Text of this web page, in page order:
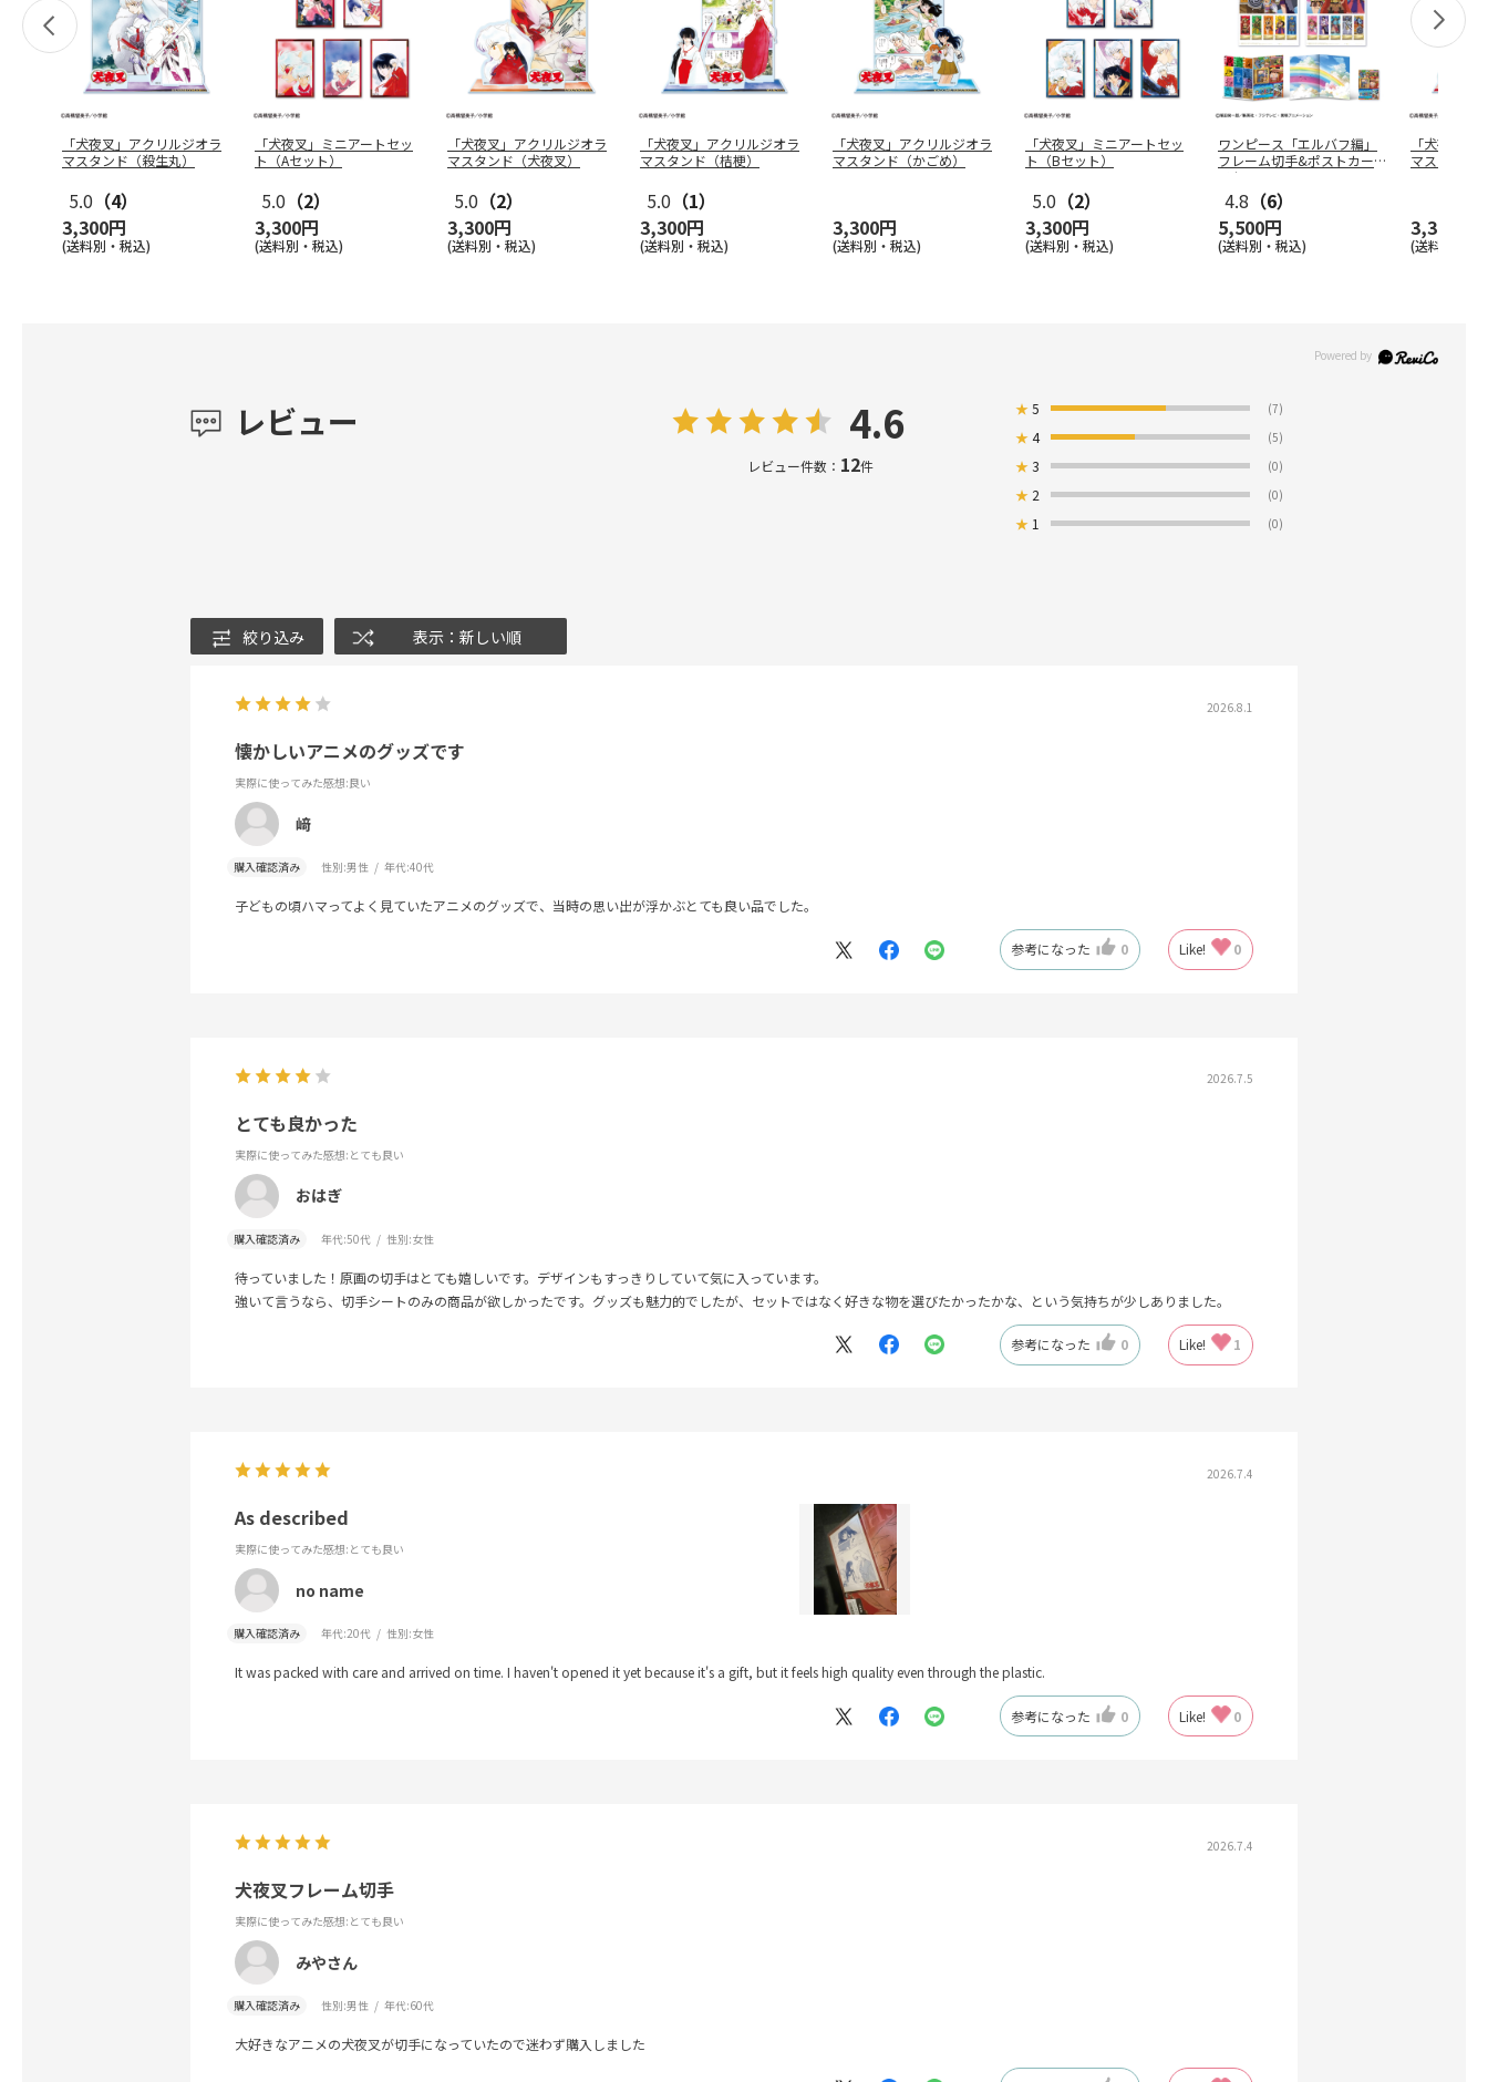
「犬夜叉」アクリルジオラ
マスタンド（殺生丸）
5.0 （4）
3,300円
(送料別・税込)
「犬夜叉」ミニアートセッ
ト（Aセット）
5.0 （2）
3,300円
(送料別・税込)
「犬夜叉」アクリルジオラ
マスタンド（犬夜叉）
5.0 （2）
3,300円
(送料別・税込)
「犬夜叉」アクリルジオラ
マスタンド（桔梗）
5.0 （1）
3,300円
(送料別・税込)
「犬夜叉」アクリルジオラ
マスタンド（かごめ）
3,300円
(送料別・税込)
「犬夜叉」ミニアートセッ
ト（Bセット）
5.0 （2）
3,300円
(送料別・税込)
ワンピース「エルバフ編」
フレーム切手&ポストカー
ドセット
4.8 （6）
5,500円
(送料別・税込)
「犬夜叉」
マスタンド
3,300円
(送料別・税
レビュー 4.6
レビュー件数： 12件
★5 (7)
★4 (5)
★3 (0)
★ 2 (0)
★ 1 (0)
絞り込み 表示：新しい順
2026.8.1
懐かしいアニメのグッズです
実際に使ってみた感想:良い
﨑
購入確認済み 性別:男性 年代:40代
子どもの頃ハマってよく見ていたアニメのグッズで、当時の思い出が浮かぶとても良い品でした。
参考になった 0 Like! 0
2026.7.5
とても良かった
実際に使ってみた感想:とても良い
おはぎ
購入確認済み 年代:50代 性別:女性
待っていました！原画の切手はとても嬉しいです。デザインもすっきりしていて気に入っています。
強いて言うなら、切手シートのみの商品が欲しかったです。グッズも魅力的でしたが、セットではなく好きな物を選びたかったかな、という気持ちが少しありました。
参考になった 0 Like! 1
2026.7.4
As described
実際に使ってみた感想:とても良い
no name
購入確認済み 年代:20代 性別:女性
It was packed with care and arrived on time. I haven't opened it yet because it's a gift, but it feels high quality even through the plastic.
参考になった 0 Like! 0
2026.7.4
犬夜叉フレーム切手
実際に使ってみた感想:とても良い
みやさん
購入確認済み 性別:男性 年代:60代
大好きなアニメの犬夜叉が切手になっていたので迷わず購入しました